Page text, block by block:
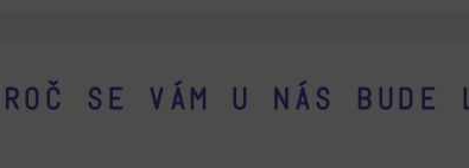
se vám u nás